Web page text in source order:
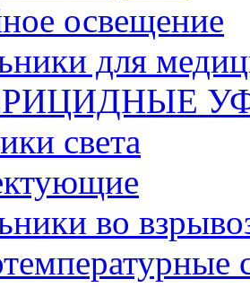
освещение
для
света
во